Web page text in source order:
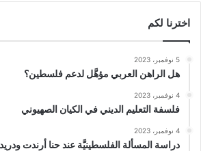
اخترنا لكم
5 نوفمبر، 2023
هل الراهن العربي مؤهَّل لدعم فلسطين؟
4 نوفمبر، 2023
فلسفة التعليم الديني في الكيان الصهيوني
4 نوفمبر، 2023
دراسة المسألة الفلسطينيَّة عند حنا أرندت